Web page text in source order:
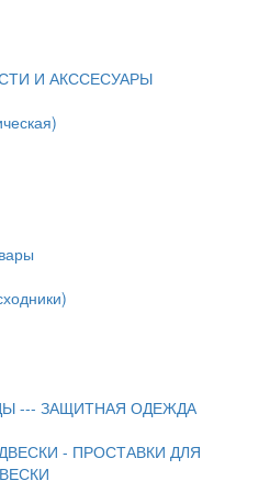
И АКССЕСУАРЫ
--- ЗАЩИТНАЯ ОДЕЖДА
- ПРОСТАВКИ ДЛЯ